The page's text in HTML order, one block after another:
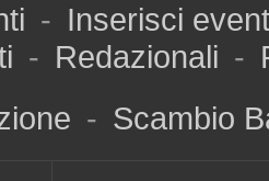
- Inserisci
- Redazionali -
- Scambio